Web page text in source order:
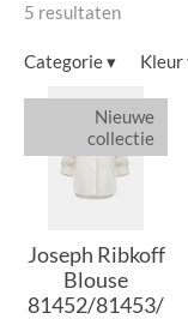
5 resultaten
Categorie▾ Kleur
Nieuwe
collectie
Joseph Ribkoff
Blouse
81452/81453/